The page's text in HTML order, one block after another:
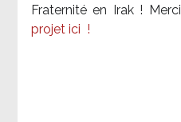
Fraternité en Irak ! Merci
projet ici !